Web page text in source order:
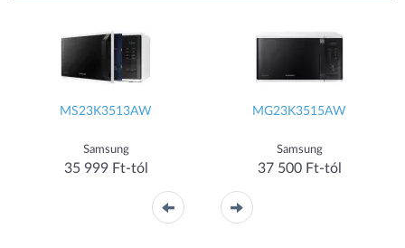
MS23K3513AW
Samsung
35 999 Ft-tól
MG23K3515AW
Samsung
37 500 Ft-tól